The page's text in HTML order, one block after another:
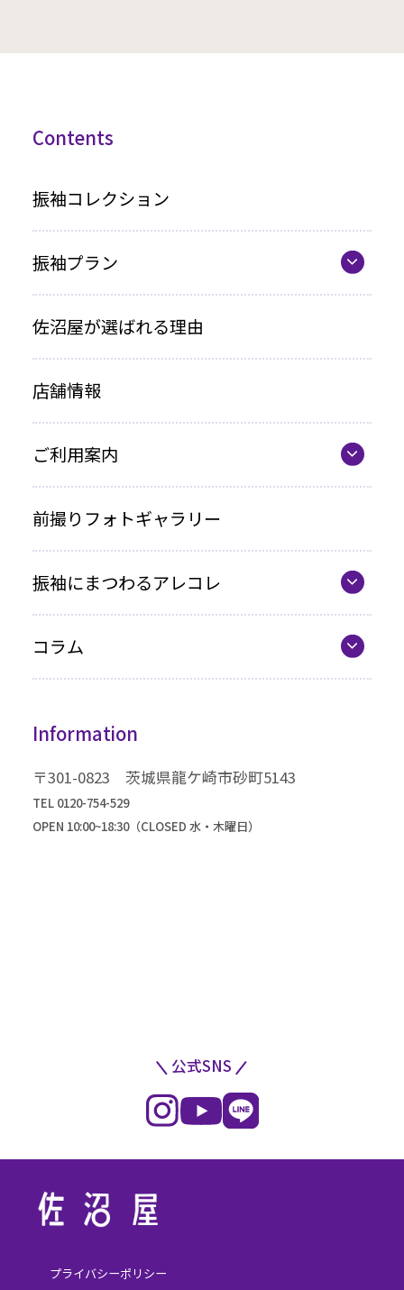
Contents
振袖コレクション
振袖プラン
レンタルプラン
お買い上げプラン
ママ振プラン
写真のみプラン
佐沼屋が選ばれる理由
店舗情報
ご利用案内
各種お支払い方法
車いすをご利用の方へ
企業情報
前撮りフォトギャラリー
振袖にまつわるアレコレ
振袖選びQ&A
振袖ドレス
高級振袖コレクション
コラム
成人式までの流れ
Information
〒301-0823 茨城県龍ケ崎市砂町5143
TEL 0120-754-529
OPEN 10:00~18:30（CLOSED 水・木曜日）
公式SNS
プライバシーポリシー